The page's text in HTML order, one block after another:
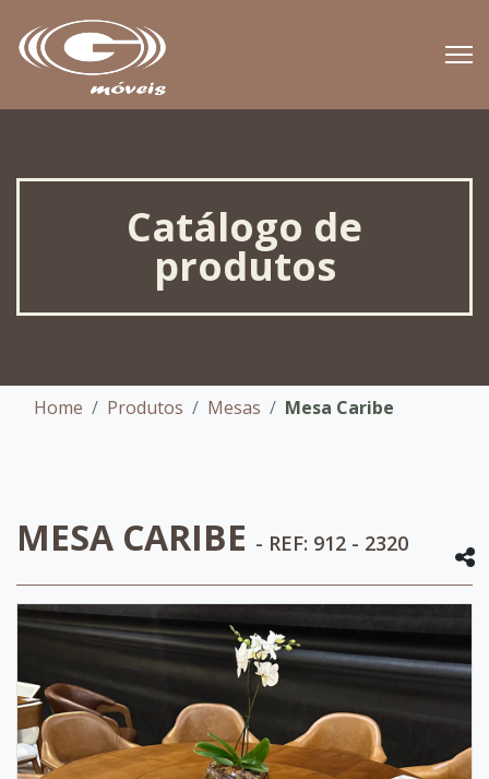
Catálogo de
produtos
Home Produtos Mesas Mesa Caribe
MESA CARIBE - REF: 912 - 2320